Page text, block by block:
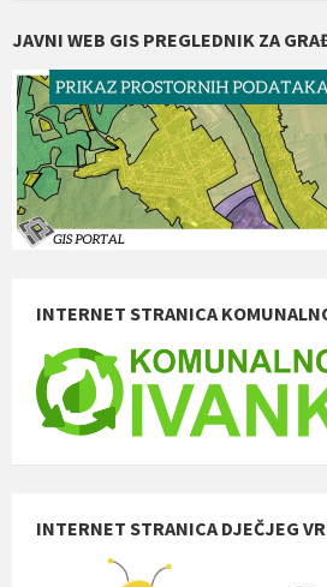
JAVNI WEB GIS PREGLEDNIK ZA
INTERNET STRANICA
INTERNET STRANICA DJEČJEG